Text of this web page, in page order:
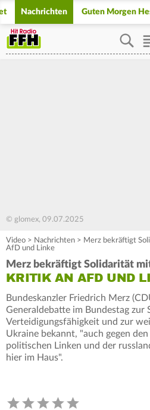
Nachrichten Guten Morgen
© glomex, 09.07.2025
Video > Nachrichten > Merz bekräftigt
AfD und Linke
Merz bekräftigt Solidarität
KRITIK AN AFD UND
Bundeskanzler Friedrich Merz
Generaldebatte im Bundestag zur
Verteidigungsfähigkeit und zur
Ukraine bekannt, "auch gegen
politischen Linken und der
hier im Haus".